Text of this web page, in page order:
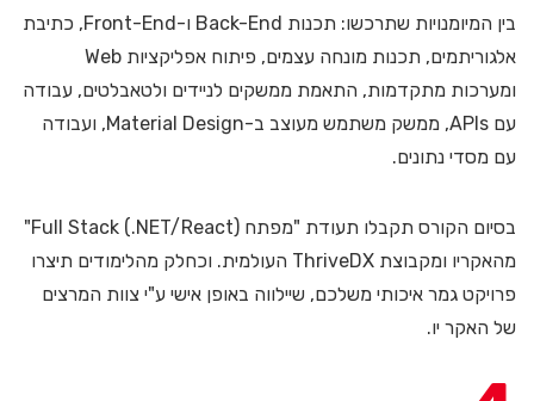
בין המיומנויות שתרכשו: תכנות Back-End ו-Front-End, כתיבת
אלגוריתמים, תכנות מונחה עצמים, פיתוח אפליקציות Web
ומערכות מתקדמות, התאמת ממשקים לניידים ולטאבלטים, עבודה
עם APIs, ממשק משתמש מעוצב ב-Material Design, ועבודה
עם מסדי נתונים.
בסיום הקורס תקבלו תעודת "מפתח Full Stack (.NET/React)"
מהאקריו ומקבוצת ThriveDX העולמית. וכחלק מהלימודים תיצרו
פרויקט גמר איכותי משלכם, שיילווה באופן אישי ע"י צוות המרצים
של האקר יו.